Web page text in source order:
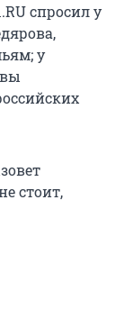
спросил у
у
стоит,